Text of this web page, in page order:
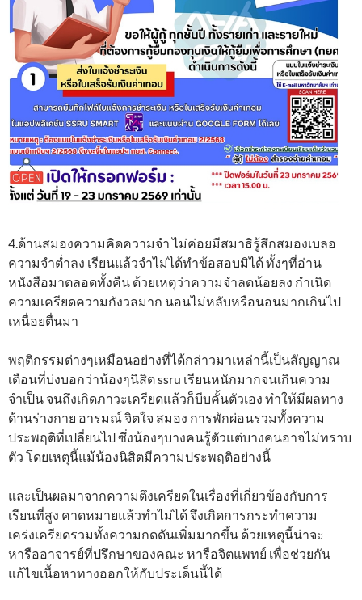
4.ด้านสมองความคิดความจำ ไม่ค่อยมีสมาธิรู้สึกสมองเบลอ
ความจำต่ำลง เรียนแล้วจำไม่ได้ทำข้อสอบมิได้ ทั้งๆที่อ่าน
หนังสือมาตลอดทั้งคืน ด้วยเหตุว่าความจำลดน้อยลง กำเนิด
ความเครียดความกังวลมาก นอนไม่หลับหรือนอนมากเกินไป
เหนื่อยตื่นมา
พฤติกรรมต่างๆเหมือนอย่างที่ได้กล่าวมาเหล่านี้เป็นสัญญาณ
เตือนที่บ่งบอกว่าน้องๆนิสิต ssru เรียนหนักมากจนเกินความ
จำเป็น จนถึงเกิดภาวะเครียดแล้วก็บีบคั้นตัวเอง ทำให้มีผลทาง
ด้านร่างกาย อารมณ์ จิตใจ สมอง การพักผ่อนรวมทั้งความ
ประพฤติที่เปลี่ยนไป ซึ่งน้องๆบางคนรู้ตัวแต่บางคนอาจไม่ทราบ
ตัว โดยเหตุนี้แม้น้องนิสิตมีความประพฤติอย่างนี้
และเป็นผลมาจากความตึงเครียดในเรื่องที่เกี่ยวข้องกับการ
เรียนที่สูง คาดหมายแล้วทำไม่ได้ จึงเกิดการกระทำความ
เคร่งเครียดรวมทั้งความกดดันเพิ่มมากขึ้น ด้วยเหตุนี้น่าจะ
หารืออาจารย์ที่ปรึกษาของคณะ หารือจิตแพทย์ เพื่อช่วยกัน
แก้ไขเนื้อหาทางออกให้กับประเด็นนี้ได้